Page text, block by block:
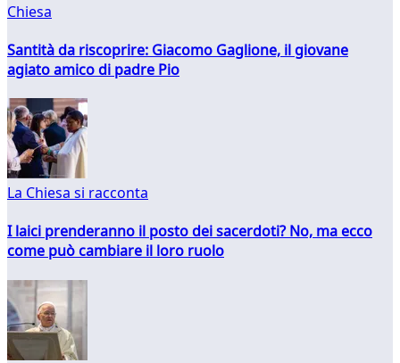
Chiesa
Santità da riscoprire: Giacomo Gaglione, il giovane
agiato amico di padre Pio
La Chiesa si racconta
I laici prenderanno il posto dei sacerdoti? No, ma ecco
come può cambiare il loro ruolo